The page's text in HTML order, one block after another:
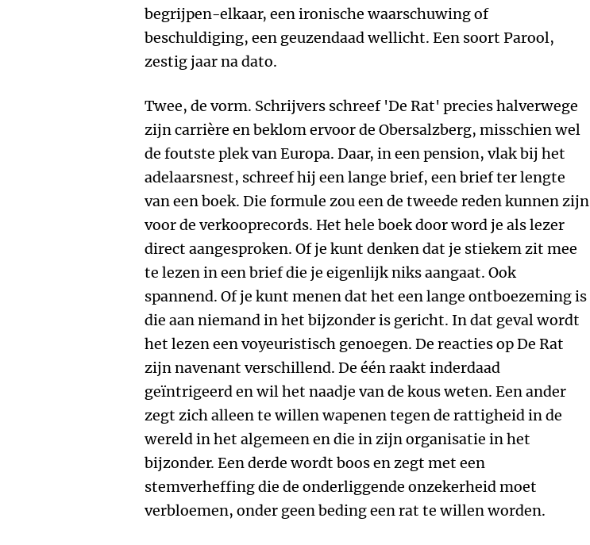
begrijpen-elkaar, een ironische waarschuwing of
beschuldiging, een geuzendaad wellicht. Een soort Parool,
zestig jaar na dato.
Twee, de vorm. Schrijvers schreef 'De Rat' precies halverwege
zijn carrière en beklom ervoor de Obersalzberg, misschien wel
de foutste plek van Europa. Daar, in een pension, vlak bij het
adelaarsnest, schreef hij een lange brief, een brief ter lengte
van een boek. Die formule zou een de tweede reden kunnen zijn
voor de verkooprecords. Het hele boek door word je als lezer
direct aangesproken. Of je kunt denken dat je stiekem zit mee
te lezen in een brief die je eigenlijk niks aangaat. Ook
spannend. Of je kunt menen dat het een lange ontboezeming is
die aan niemand in het bijzonder is gericht. In dat geval wordt
het lezen een voyeuristisch genoegen. De reacties op De Rat
zijn navenant verschillend. De één raakt inderdaad
geïntrigeerd en wil het naadje van de kous weten. Een ander
zegt zich alleen te willen wapenen tegen de rattigheid in de
wereld in het algemeen en die in zijn organisatie in het
bijzonder. Een derde wordt boos en zegt met een
stemverheffing die de onderliggende onzekerheid moet
verbloemen, onder geen beding een rat te willen worden.